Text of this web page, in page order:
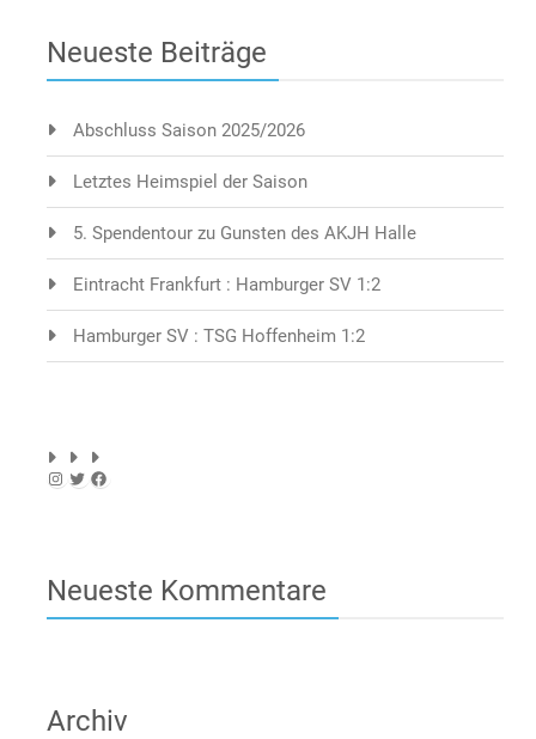
Neueste Beiträge
Abschluss Saison 2025/2026
Letztes Heimspiel der Saison
5. Spendentour zu Gunsten des AKJH Halle
Eintracht Frankfurt : Hamburger SV 1:2
Hamburger SV : TSG Hoffenheim 1:2
Instagram
TwitterFacebook
Neueste Kommentare
Archiv